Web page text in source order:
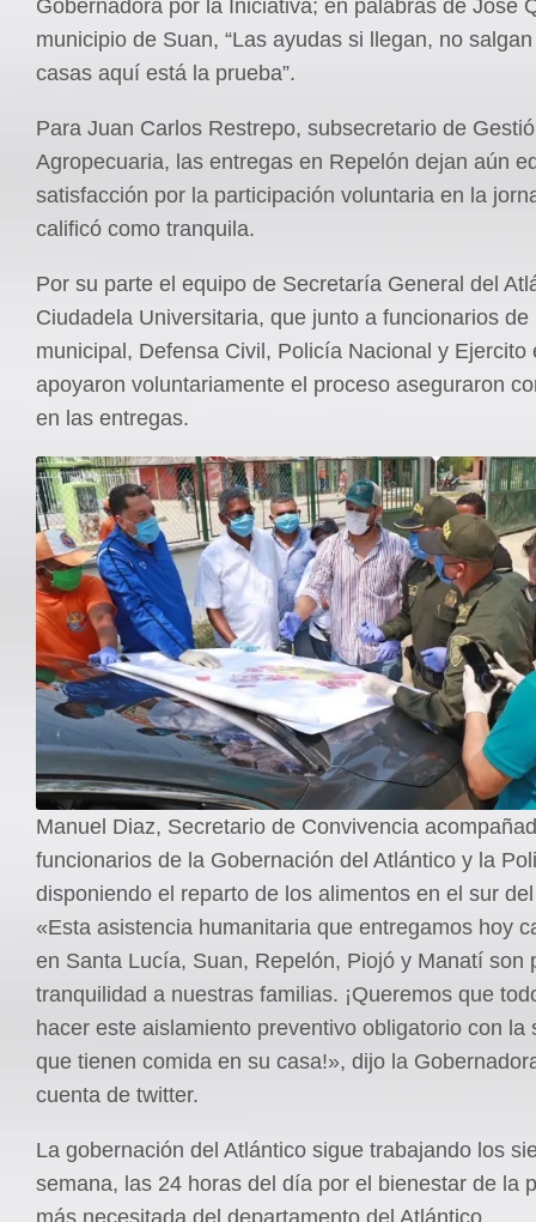
Gobernadora por la Iniciativa; en palabras de José
municipio de Suan, “Las ayudas si llegan, no
casas aquí está la prueba”.
Para Juan Carlos Restrepo, subsecretario de
Agropecuaria, las entregas en Repelón dejan aún
satisfacción por la participación voluntaria en la
calificó como tranquila.
Por su parte el equipo de Secretaría General del
Ciudadela Universitaria, que junto a funcionarios
municipal, Defensa Civil, Policía Nacional y Ejercito
apoyaron voluntariamente el proceso aseguraron
en las entregas.
Manuel Diaz, Secretario de Convivencia
funcionarios de la Gobernación del Atlántico y la
disponiendo el reparto de los alimentos en el sur
«Esta asistencia humanitaria que entregamos hoy
en Santa Lucía, Suan, Repelón, Piojó y Manatí son
tranquilidad a nuestras familias. ¡Queremos que
hacer este aislamiento preventivo obligatorio con la
que tienen comida en su casa!», dijo la
cuenta de twitter.
La gobernación del Atlántico sigue trabajando los
semana, las 24 horas del día por el bienestar de la
más necesitada del departamento del Atlántico.